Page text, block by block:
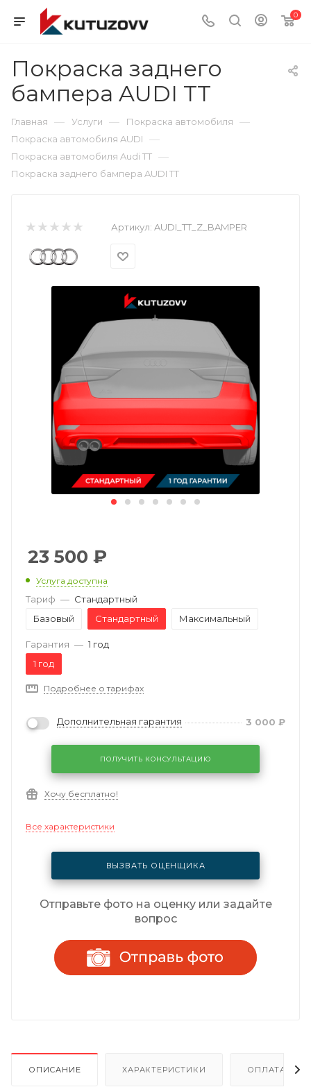
0
Покраска заднего
бампера AUDI TT
Главная — Услуги — Покраска автомобиля —
Покраска автомобиля AUDI —
Покраска автомобиля Audi TT —
Покраска заднего бампера AUDI TT
Артикул: AUDI_TT_Z_BAMPER
23 500 ₽
Услуга доступна
Тариф — Стандартный
Базовый
Стандартный Максимальный
Гарантия — 1 год
1 год
Подробнее о тарифах
Дополнительная гарантия 3 000 ₽
ПОЛУЧИТЬ КОНСУЛЬТАЦИЮ
Хочу бесплатно!
Все характеристики
ВЫЗВАТЬ ОЦЕНЩИКА
Отправьте фото на оценку или задайте
вопрос
ОПИСАНИЕ ХАРАКТЕРИСТИКИ ОПЛАТА И